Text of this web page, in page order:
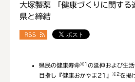
大塚製薬 「健康づくりに関する
県と締結
RSS
県民の健康寿命※1 の延伸および生
目指し『健康おかやま21』
※2 を掲